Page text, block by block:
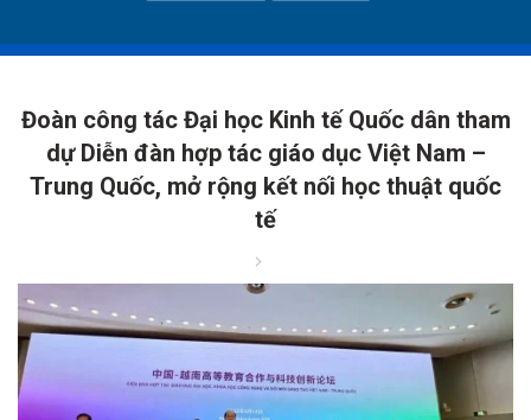
Đoàn công tác Đại học Kinh tế Quốc dân tham
dự Diễn đàn hợp tác giáo dục Việt Nam –
Trung Quốc, mở rộng kết nối học thuật quốc
tế